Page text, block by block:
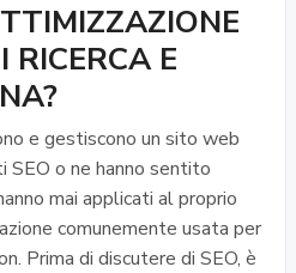
RICERCA E
e gestiscono un sito web
o ne hanno sentito
mai applicati al proprio
comunemente usata per
Prima di discutere di SEO, è